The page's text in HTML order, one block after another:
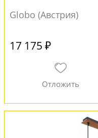
Globo (Австрия)
17 175 ₽